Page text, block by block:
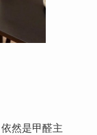
然是甲醛主